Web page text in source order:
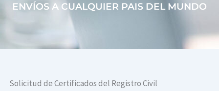
ENVÍOS A CUALQUIER PAIS DEL MUNDO
Solicitud de Certificados del Registro Civil